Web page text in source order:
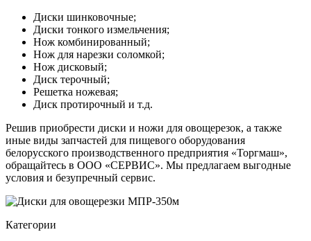
Диски шинковочные;
Диски тонкого измельчения;
Нож комбинированный;
Нож для нарезки соломкой;
Нож дисковый;
Диск терочный;
Решетка ножевая;
Диск протирочный и т.д.
Решив приобрести диски и ножи для овощерезок, а также
иные виды запчастей для пищевого оборудования
белорусского производственного предприятия «Торгмаш»,
обращайтесь в ООО «СЕРВИС». Мы предлагаем выгодные
условия и безупречный сервис.
Категории